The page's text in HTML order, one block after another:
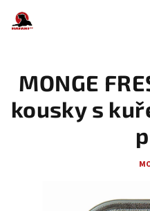
obsah
MONGE
kousky s